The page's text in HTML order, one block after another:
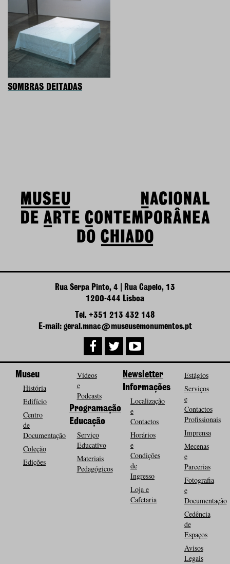
SOMBRAS DEITADAS
Rua Serpa Pinto, 4 | Rua Capelo, 13
1200-444 Lisboa
Tel. +351 213 432 148
E-mail: geral.mnac@museusemonumentos.pt
Museu
História
Edifício
Centro
de
Documentação
Coleção
Edições
Vídeos
e
Podcasts
Programação
Educação
Serviço
Educativo
Materiais
Pedagógicos
Newsletter
Informações
Localização
e
Contactos
Horários
e
Condições
de
Ingresso
Loja e
Cafetaria
Estágios
Serviços
e
Contactos
Profissionais
Imprensa
Mecenas
e
Parcerias
Fotografia
e
Documentação
Cedência
de
Espaços
Avisos
Legais